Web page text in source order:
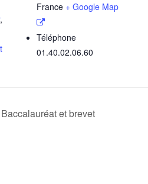
,
France + Google Map
Téléphone
01.40.02.06.60
et brevet